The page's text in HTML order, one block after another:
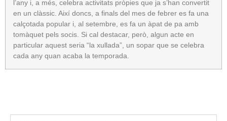
l’any i, a més, celebra activitats pròpies que ja s’han convertit
en un clàssic. Així doncs, a finals del mes de febrer es fa una
calçotada popular i, al setembre, es fa un àpat de pa amb
tomàquet pels socis. Si cal destacar, però, algun acte en
particular aquest seria “la xullada”, un sopar que se celebra
cada any quan acaba la temporada.